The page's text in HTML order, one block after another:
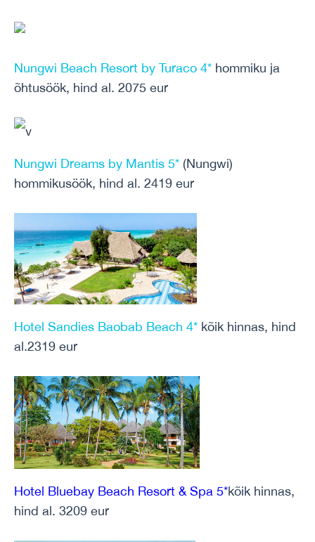
Nungwi Beach Resort by Turaco 4* hommiku ja
õhtusöök, hind al. 2075 eur
v
Nungwi Dreams by Mantis 5* (Nungwi)
hommikusöök, hind al. 2419 eur
Hotel Sandies Baobab Beach 4* kõik hinnas, hind
al.2319 eur
Hotel Bluebay Beach Resort & Spa 5*kõik hinnas,
hind al. 3209 eur